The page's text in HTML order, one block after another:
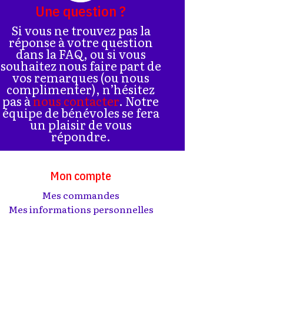
Une question ?
Si vous ne trouvez pas la
réponse à votre question
dans la FAQ, ou si vous
souhaitez nous faire part de
vos remarques (ou nous
complimenter), n’hésitez
pas ànous contacter. Notre
équipe de bénévoles se fera
un plaisir de vous
répondre.
Mon compte
Mes commandes
Mes informations personnelles